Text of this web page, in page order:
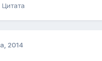
Цитата
2014